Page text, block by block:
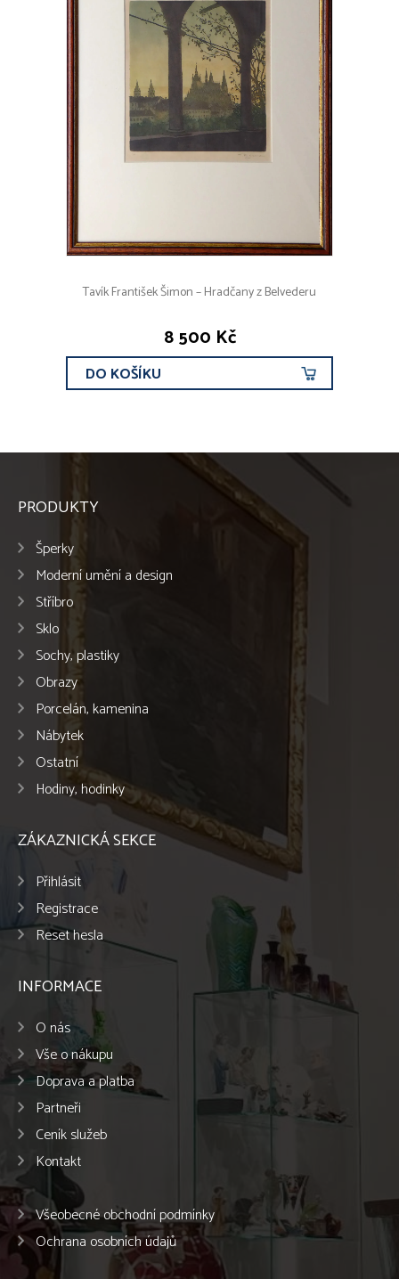
Tavík František Šimon – Hradčany z Belvederu
8 500 Kč
DO KOŠÍKU
PRODUKTY
Šperky
Moderní umění a design
Stříbro
Sklo
Sochy, plastiky
Obrazy
Porcelán, kamenina
Nábytek
Ostatní
Hodiny, hodinky
ZÁKAZNICKÁ SEKCE
Přihlásit
Registrace
Reset hesla
INFORMACE
O nás
Vše o nákupu
Doprava a platba
Partneři
Ceník služeb
Kontakt
Všeobecné obchodní podmínky
Ochrana osobních údajů